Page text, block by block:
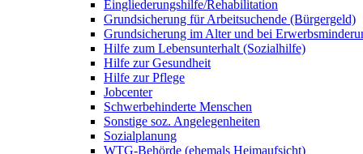
Eingliederungshilfe/Rehabilitation
Grundsicherung für Arbeitsuchende (Bürgergeld)
Grundsicherung im Alter und bei
Hilfe zum Lebensunterhalt (Sozialhilfe)
Hilfe zur Gesundheit
Hilfe zur Pflege
Jobcenter
Schwerbehinderte Menschen
Sonstige soz. Angelegenheiten
Sozialplanung
WTG-Behörde (ehemals Heimaufsicht)